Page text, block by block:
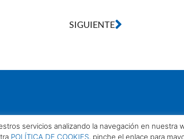
SIGUIENTE
servicios analizando la navegación en nuestra
POLÍTICA DE COOKIES, pinche el enlace para